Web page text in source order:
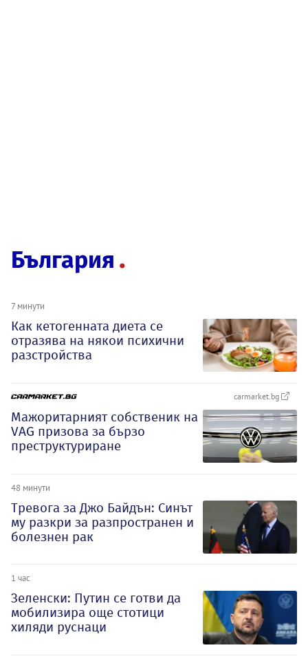
България
7 минути
Как кетогенната диета се
отразява на някои психични
разстройства
carmarket.bg
Мажоритарният собственик на
VAG призова за бързо
преструктуриране
48 минути
Тревога за Джо Байдън: Синът
му разкри за разпространен и
болезнен рак
1 час
Зеленски: Путин се готви да
мобилизира още стотици
хиляди руснаци